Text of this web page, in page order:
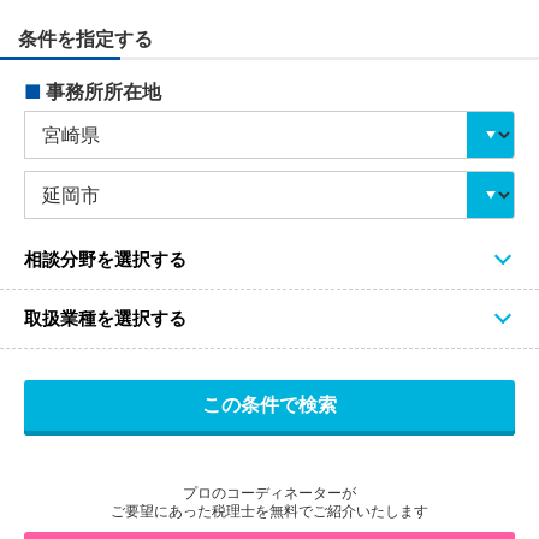
条件を指定する
■ 事務所所在地
相談分野を選択する
取扱業種を選択する
プロのコーディネーターが
ご要望にあった税理士を無料でご紹介いたします